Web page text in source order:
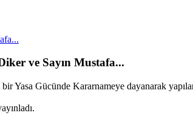
ve Sayın Mustafa...
Yasa Gücünde Kararnameye dayanarak